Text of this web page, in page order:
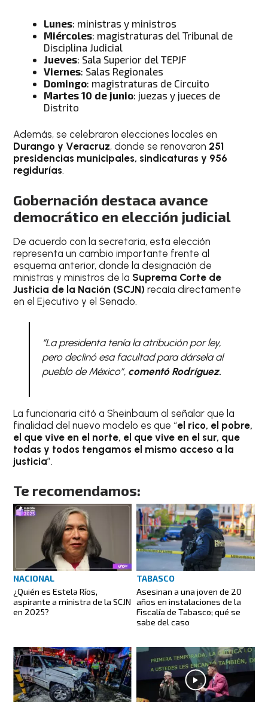
Lunes: ministras y ministros
Miércoles: magistraturas del Tribunal de
Disciplina Judicial
Jueves: Sala Superior del TEPJF
Viernes: Salas Regionales
Domingo: magistraturas de Circuito
Martes 10 de junio: juezas y jueces de
Distrito
Además, se celebraron elecciones locales en
Durango y Veracruz, donde se renovaron 251
presidencias municipales, sindicaturas y 956
regidurías.
Gobernación destaca avance
democrático en elección judicial
De acuerdo con la secretaria, esta elección
representa un cambio importante frente al
esquema anterior, donde la designación de
ministras y ministros de la Suprema Corte de
Justicia de la Nación (SCJN) recaía directamente
en el Ejecutivo y el Senado.
“La presidenta tenía la atribución por ley,
pero declinó esa facultad para dársela al
pueblo de México”, comentó Rodríguez.
La funcionaria citó a Sheinbaum al señalar que la
finalidad del nuevo modelo es que “el rico, el pobre,
el que vive en el norte, el que vive en el sur, que
todas y todos tengamos el mismo acceso a la
justicia”.
Te recomendamos:
NACIONAL
¿Quién es Estela Ríos,
aspirante a ministra de la SCJN
en 2025?
TABASCO
Asesinan a una joven de 20
años en instalaciones de la
Fiscalía de Tabasco; qué se
sabe del caso